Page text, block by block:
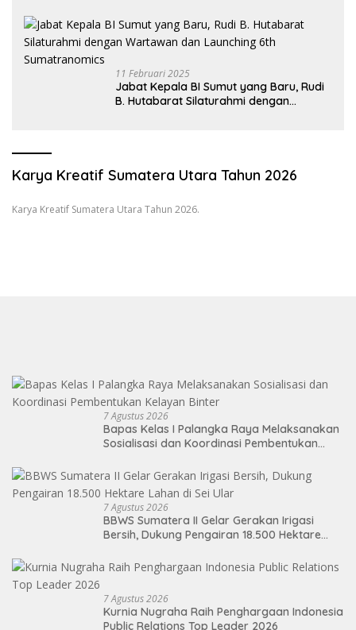
11 Februari 2025
Jabat Kepala BI Sumut yang Baru, Rudi
B. Hutabarat Silaturahmi dengan
Karya Kreatif Sumatera Utara Tahun 2026
Karya Kreatif Sumatera Utara Tahun 2026.
7 Agustus 2026
Bapas Kelas I Palangka Raya Melaksanakan
Sosialisasi dan Koordinasi Pembentukan
7 Agustus 2026
BBWS Sumatera II Gelar Gerakan Irigasi
Bersih, Dukung Pengairan 18.500 Hektare
7 Agustus 2026
Kurnia Nugraha Raih Penghargaan Indonesia
Public Relations Top Leader 2026